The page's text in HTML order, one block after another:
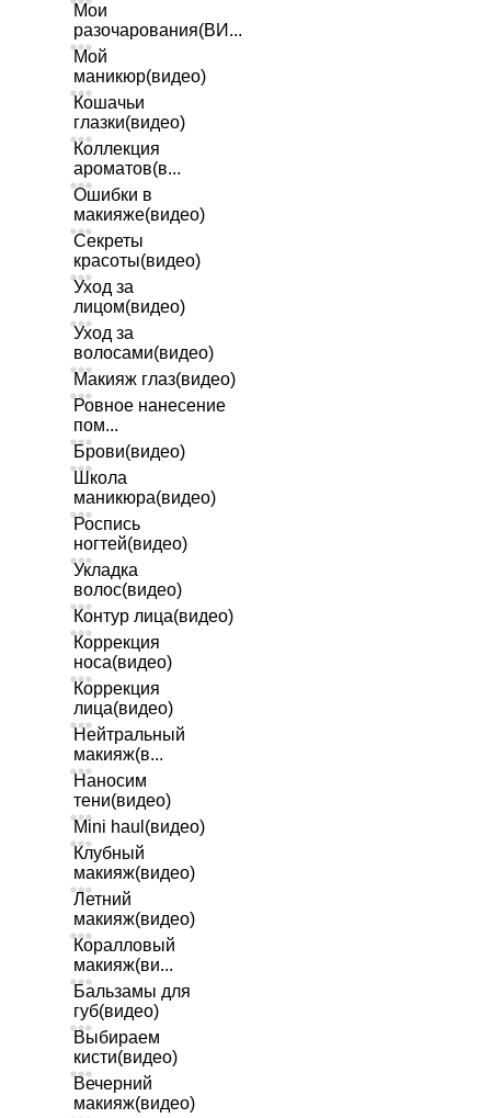
Мои
разочарования(ВИ...
Мой
маникюр(видео)
Кошачьи
глазки(видео)
Коллекция
ароматов(в...
Ошибки в
макияже(видео)
Секреты
красоты(видео)
Уход за
лицом(видео)
Уход за
волосами(видео)
Макияж глаз(видео)
Ровное нанесение
пом...
Брови(видео)
Школа
маникюра(видео)
Роспись
ногтей(видео)
Укладка
волос(видео)
Контур лица(видео)
Коррекция
носа(видео)
Коррекция
лица(видео)
Нейтральный
макияж(в...
Наносим
тени(видео)
Mini haul(видео)
Клубный
макияж(видео)
Летний
макияж(видео)
Коралловый
макияж(ви...
Бальзамы для
губ(видео)
Выбираем
кисти(видео)
Вечерний
макияж(видео)